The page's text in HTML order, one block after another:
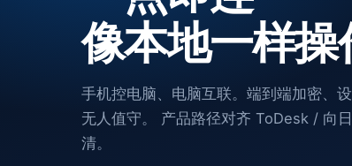
像本地一样
手机控电脑、电脑互联。端到端加密、
无人值守。 产品路径对齐 ToDesk / 向
清。